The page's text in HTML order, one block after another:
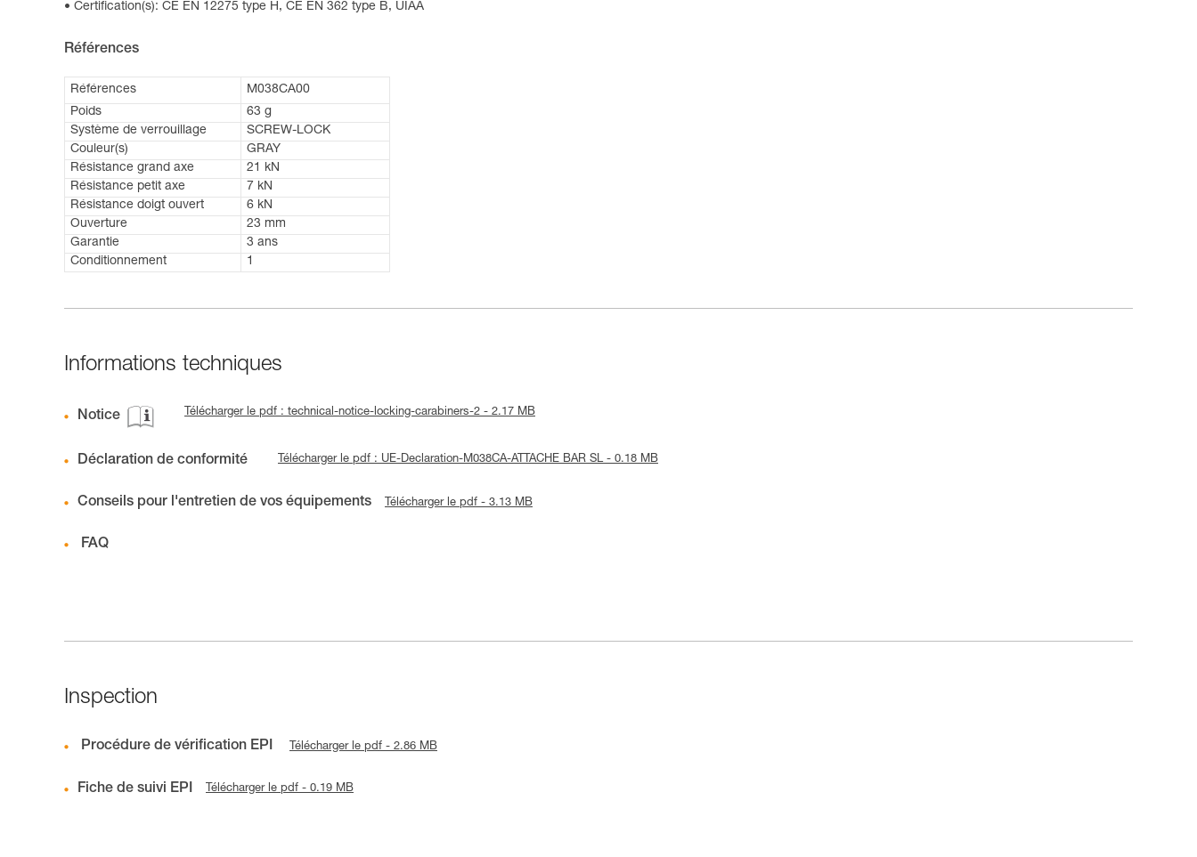
Certification(s): CE EN 12275 type H, CE EN 362 type B, UIAA
Références
Références
M038CA00
Poids
63 g
Système de verrouillage
SCREW-LOCK
Couleur(s)
GRAY
Résistance grand axe
21 kN
Résistance petit axe
7 kN
Résistance doigt ouvert
6 kN
Ouverture
23 mm
Garantie
3 ans
Conditionnement
1
Informations techniques
Notice Télécharger le pdf : technical-notice-locking-carabiners-2 - 2.17 MB
Déclaration de conformité Télécharger le pdf : UE-Declaration-M038CA-ATTACHE BAR SL - 0.18 MB
Conseils pour l'entretien de vos équipements Télécharger le pdf - 3.13 MB
FAQ
Inspection
Procédure de vérification EPI Télécharger le pdf - 2.86 MB
Fiche de suivi EPI Télécharger le pdf - 0.19 MB